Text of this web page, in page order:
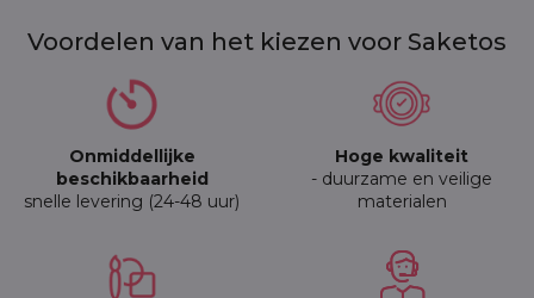
Voordelen van het kiezen voor Saketos
Onmiddellijke
beschikbaarheid
snelle levering (24-48 uur)
Hoge kwaliteit
- duurzame en veilige
materialen